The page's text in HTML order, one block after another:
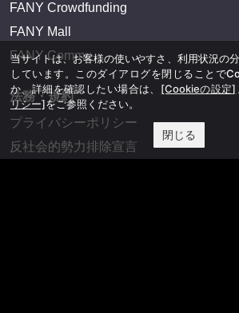
FANY Crowdfunding
FANY Mall
FANY Commu
法務・規約
プライバシーポリシー
反社会的勢力排除宣言
当サイトは、お客様の使いやすさ、利用状況の
しています。このダイアログを閉じることで
か、詳細を確認したい場合は、 [Cookieの設定]
リシー]をご参照ください。
閉じる